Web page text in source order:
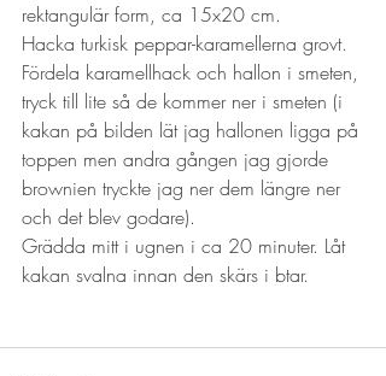
rektangulär form, ca 15x20 cm.
Hacka turkisk peppar-karamellerna grovt.
Fördela karamellhack och hallon i smeten,
tryck till lite så de kommer ner i smeten (i
kakan på bilden lät jag hallonen ligga på
toppen men andra gången jag gjorde
brownien tryckte jag ner dem längre ner
och det blev godare).
Grädda mitt i ugnen i ca 20 minuter. Låt
kakan svalna innan den skärs i btar.